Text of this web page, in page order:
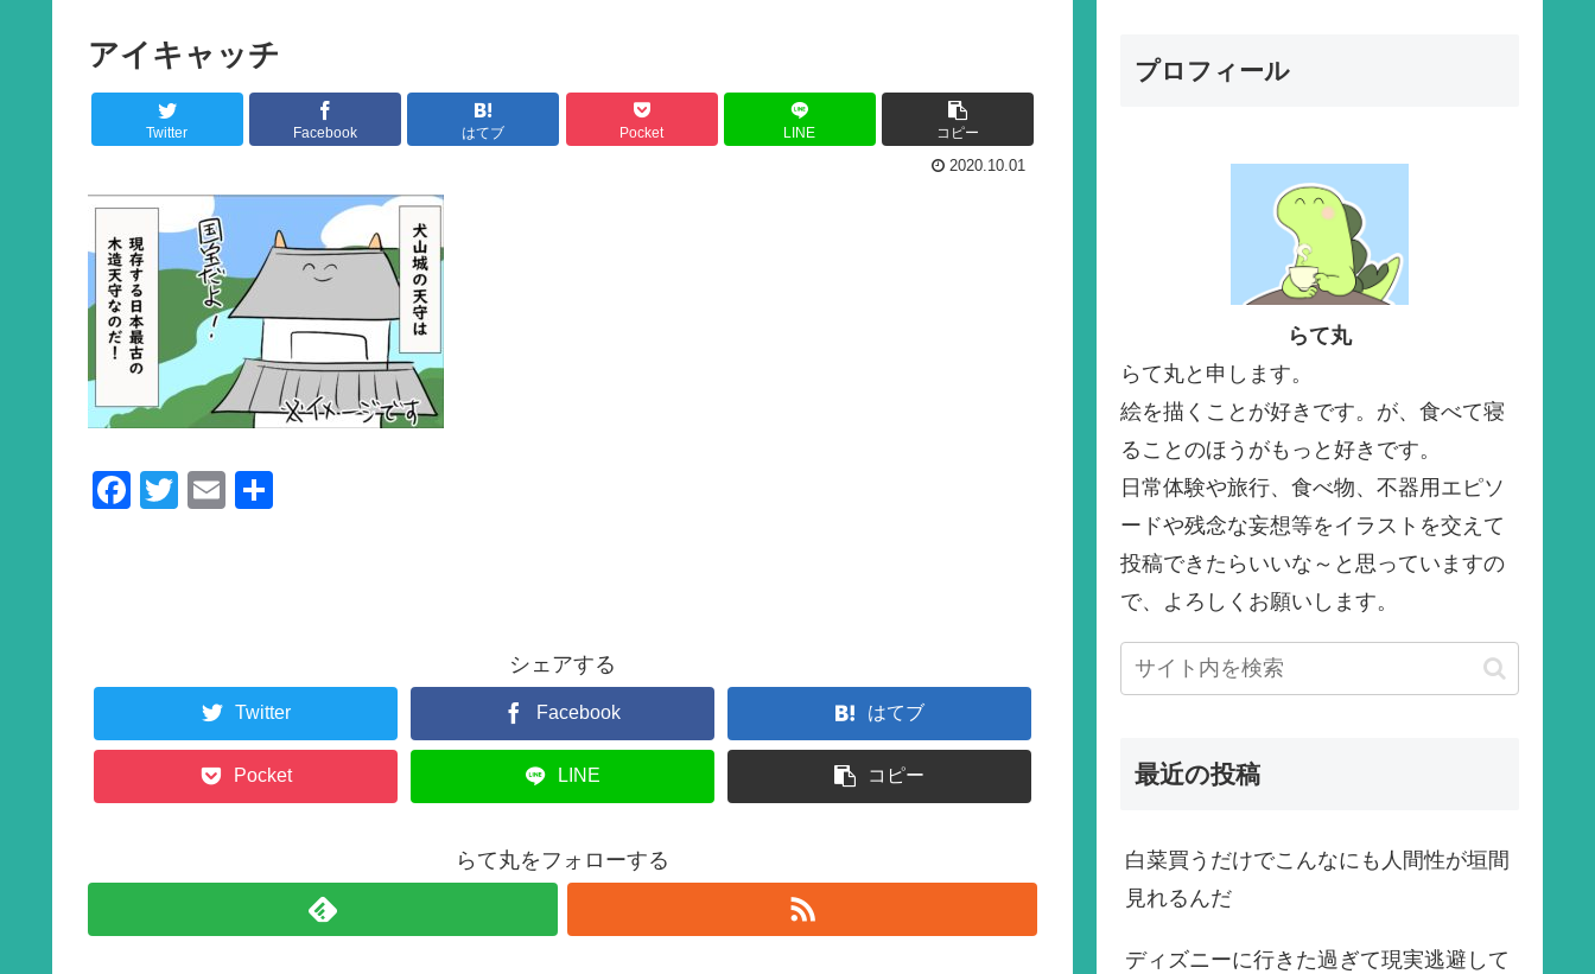
アイキャッチ
Twitter Facebook はてブ Pocket LINE コピー
2020.10.01
F
o
k
T
E
シェアする
Twitter Facebook はてブ
Pocket LINE コピー
らて丸をフォローする
プロフィール
らて丸
らて丸と申します。
絵を描くことが好きです。が、食べて寝
ることのほうがもっと好きです。
日常体験や旅行、食べ物、不器用エピソ
ードや残念な妄想等をイラストを交えて
投稿できたらいいな～と思っていますの
で、よろしくお願いします。
最近の投稿
白菜買うだけでこんなにも人間性が垣間
見れるんだ
ディズニーに行きた過ぎて現実逃避して